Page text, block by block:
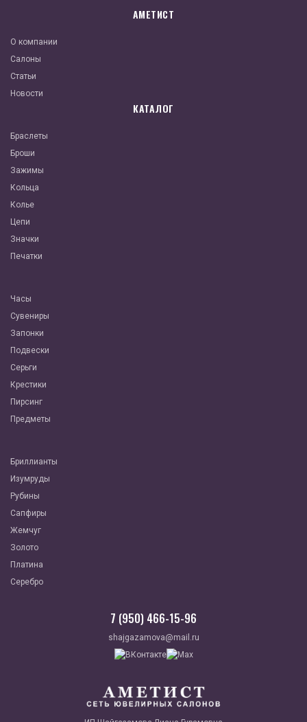
АМЕТИСТ
О компании
Салоны
Статьи
Новости
КАТАЛОГ
Браслеты
Броши
Зажимы
Кольца
Колье
Цепи
Значки
Печатки
Часы
Сувениры
Запонки
Подвески
Серьги
Крестики
Пирсинг
Предметы
Бриллианты
Изумруды
Рубины
Сапфиры
Жемчуг
Золото
Платина
Серебро
7 (950) 466-15-96
shajgazamova@mail.ru